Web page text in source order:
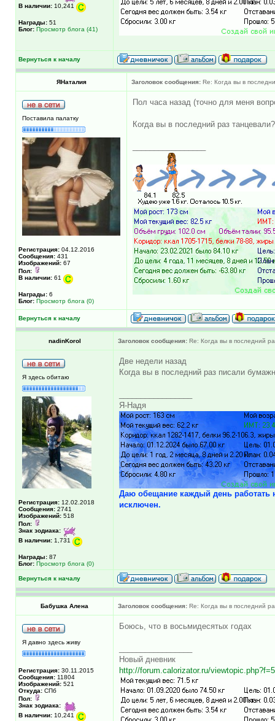
В наличии: 10,241
Награды: 51
Блог: Просмотр блога (41)
Вернуться к началу
ЯНаталия Заголовок сообщения: Re: Когда вы в
Поставила палатку
Регистрация: 04.12.2016
Сообщения: 431
Изображений: 67
Пол:
В наличии: 61
Награды: 6
Блог: Просмотр блога (0)
Пол часа назад (точно для меня
Когда вы в последний раз танцевали?
Вернуться к началу
nadinKorol Заголовок сообщения: Re: Когда вы в последний
Я здесь обитаю
Регистрация: 12.02.2018
Сообщения: 2741
Изображений: 518
Пол:
Знак зодиака:
В наличии: 1,731
Награды: 87
Блог: Просмотр блога (0)
Две недели назад
Когда вы в последний раз писали
Я-Надя
Даю обещание каждый день работать
исключен.
Вернуться к началу
Бабушка Алена Заголовок сообщения: Re: Когда вы в последний
Я давно здесь живу
Регистрация: 30.11.2015
Сообщения: 11804
Изображений: 521
Откуда: СПб
Пол:
Знак зодиака:
В наличии: 10,241
Боюсь, что в восьмидесятых годах
Новый дневник
http://forum.calorizator.ru/